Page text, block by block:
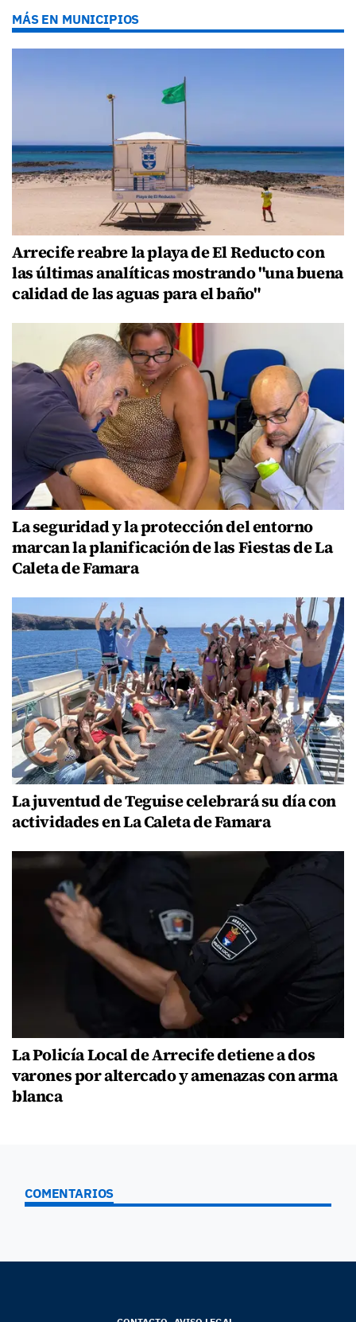
MÁS EN MUNICIPIOS
Arrecife reabre la playa de El Reducto con
las últimas analíticas mostrando "una buena
calidad de las aguas para el baño"
La seguridad y la protección del entorno
marcan la planificación de las Fiestas de La
Caleta de Famara
La juventud de Teguise celebrará su día con
actividades en La Caleta de Famara
La Policía Local de Arrecife detiene a dos
varones por altercado y amenazas con arma
blanca
COMENTARIOS